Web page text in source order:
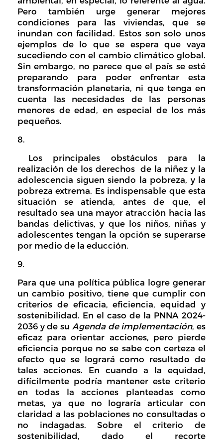
Pero también urge generar mejores
condiciones para las viviendas, que se
inundan con facilidad. Estos son solo unos
ejemplos de lo que se espera que vaya
sucediendo con el cambio climático global.
Sin embargo, no parece que el país se esté
preparando para poder enfrentar esta
transformación planetaria, ni que tenga en
cuenta las necesidades de las personas
menores de edad, en especial de los más
pequeños.
Los principales obstáculos para la
realización de los derechos de la niñez y la
adolescencia siguen siendo la pobreza, y la
pobreza extrema. Es indispensable que esta
situación se atienda, antes de que, el
resultado sea una mayor atracción hacia las
bandas delictivas, y que los niños, niñas y
adolescentes tengan la opción se superarse
por medio de la educción.
Para que una política pública logre generar
un cambio positivo, tiene que cumplir con
criterios de eficacia, eficiencia, equidad y
sostenibilidad. En el caso de la PNNA 2024-
2036 y de su Agenda de implementación, es
eficaz para orientar acciones, pero pierde
eficiencia porque no se sabe con certeza el
efecto que se logrará como resultado de
tales acciones. En cuando a la equidad,
difícilmente podría mantener este criterio
en todas la acciones planteadas como
metas, ya que no lograría articular con
claridad a las poblaciones no consultadas o
no indagadas. Sobre el criterio de
sostenibilidad, dado el recorte